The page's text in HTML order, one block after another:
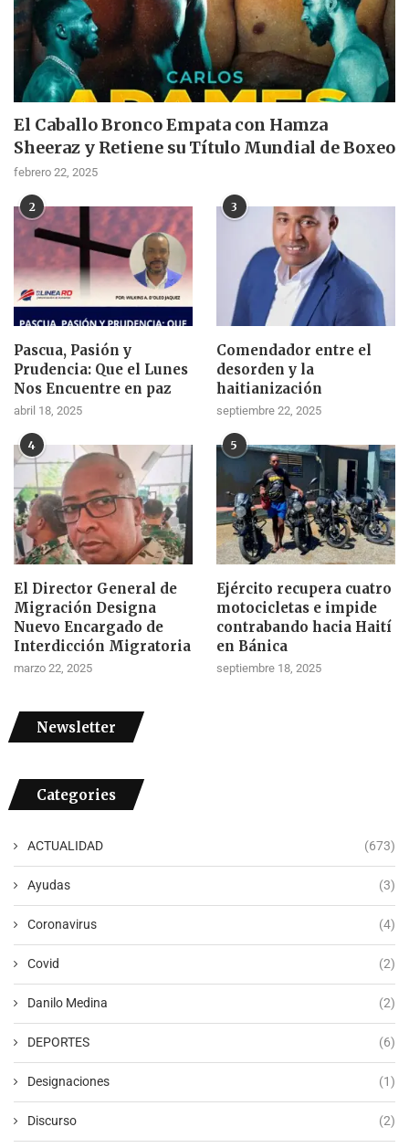
El Caballo Bronco Empata con Hamza
Sheeraz y Retiene su Título Mundial de Boxeo
febrero 22, 2025
2
Pascua, Pasión y
Prudencia: Que el Lunes
Nos Encuentre en paz
abril 18, 2025
3
Comendador entre el
desorden y la
haitianización
septiembre 22, 2025
4
El Director General de
Migración Designa
Nuevo Encargado de
Interdicción Migratoria
marzo 22, 2025
5
Ejército recupera cuatro
motocicletas e impide
contrabando hacia Haití
en Bánica
septiembre 18, 2025
Newsletter
Categories
ACTUALIDAD (673)
Ayudas (3)
Coronavirus (4)
Covid (2)
Danilo Medina (2)
DEPORTES (6)
Designaciones (1)
Discurso (2)